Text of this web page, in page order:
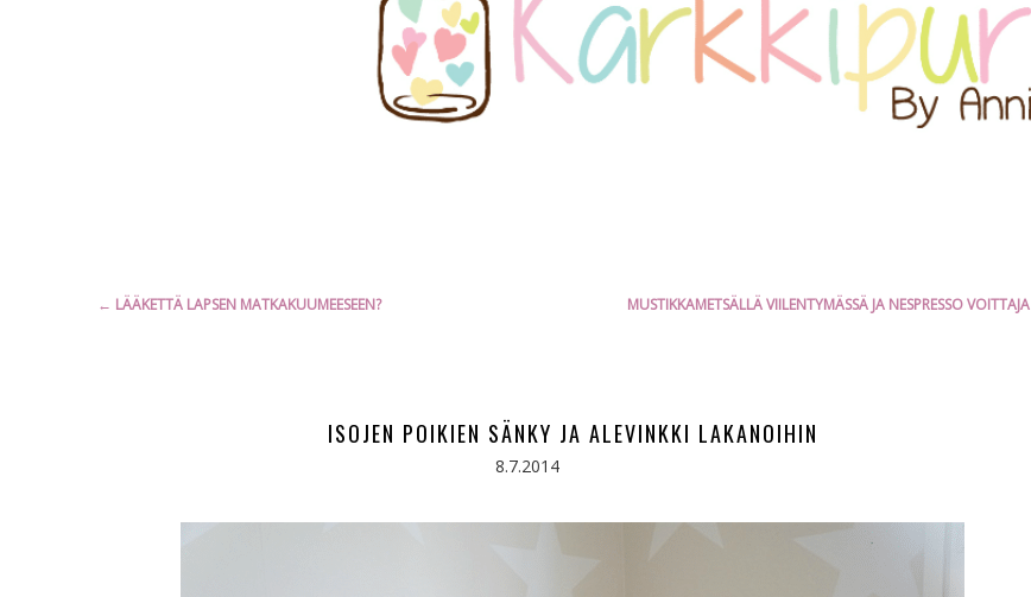
Artikkelien
← LÄÄKETTÄ LAPSEN MATKAKUUMEESEEN? MUSTIKKAMETSÄLLÄ VIILENTYMÄSSÄ JA NESPRESSO VOITTAJA
ISOJEN POIKIEN SÄNKY JA ALEVINKKI LAKANOIHIN
8.7.2014